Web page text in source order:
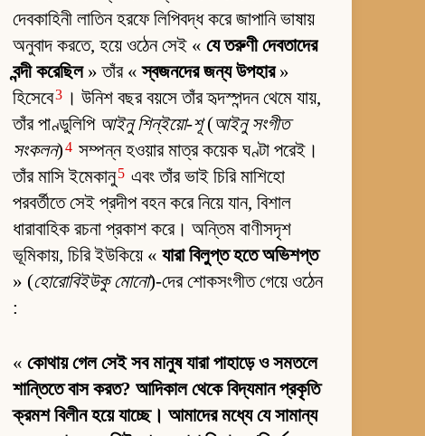
দেবকাহিনী লাতিন হরফে লিপিবদ্ধ করে জাপানি ভাষায়
অনুবাদ করতে, হয়ে ওঠেন সেই «যে তরুণী দেবতাদের
বন্দী করেছিল» তাঁর «স্বজনদের জন্য উপহার»
হিসেবে3 । উনিশ বছর বয়সে তাঁর হৃদস্পন্দন থেমে যায়,
তাঁর পাণ্ডুলিপি আইনু শিন্‌ইয়ো-শূ(আইনু সংগীত
সংকলন)4 সম্পন্ন হওয়ার মাত্র কয়েক ঘণ্টা পরেই।
তাঁর মাসি ইমেকানু5 এবং তাঁর ভাই চিরি মাশিহো
পরবর্তীতে সেই প্রদীপ বহন করে নিয়ে যান, বিশাল
ধারাবাহিক রচনা প্রকাশ করে। অন্তিম বাণীসদৃশ
ভূমিকায়, চিরি ইউকিয়ে «যারা বিলুপ্ত হতে অভিশপ্ত
» (হোরোবিইউকু মোনো)-দের শোকসংগীত গেয়ে ওঠেন
:
«কোথায় গেল সেই সব মানুষ যারা পাহাড়ে ও সমতলে
শান্তিতে বাস করত? আদিকাল থেকে বিদ্যমান প্রকৃতি
ক্রমশ বিলীন হয়ে যাচ্ছে। আমাদের মধ্যে যে সামান্য